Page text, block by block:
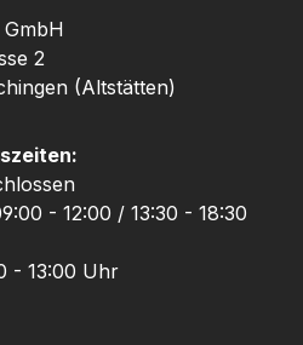
2
(Altstätten)
- 12:00 / 13:30 - 18:30
- 13:00 Uhr